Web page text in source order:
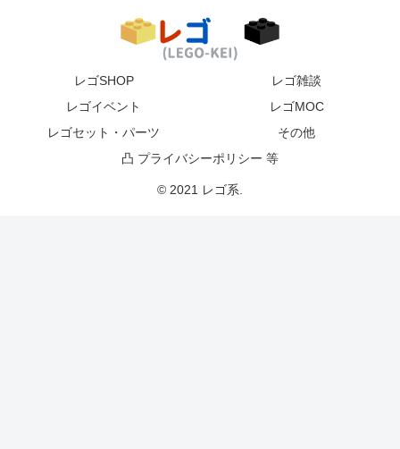
レゴSHOP
レゴ雑談
レゴイベント
レゴMOC
レゴセット・パーツ
その他
凸 プライバシーポリシー 等
© 2021 レゴ系.